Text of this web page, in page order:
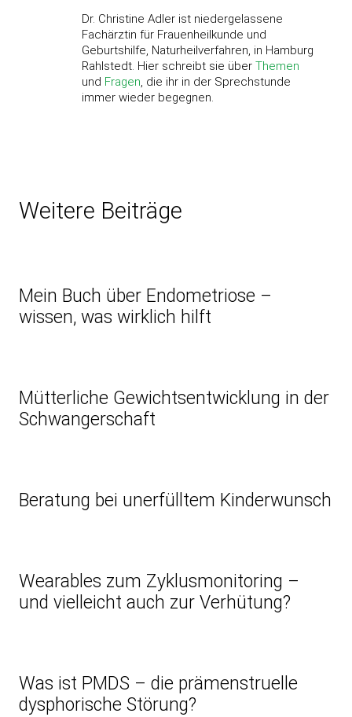
Dr. Christine Adler ist niedergelassene
Fachärztin für Frauenheilkunde und
Geburtshilfe, Naturheilverfahren, in Hamburg
Rahlstedt. Hier schreibt sie über Themen
und Fragen, die ihr in der Sprechstunde
immer wieder begegnen.
Weitere Beiträge
Mein Buch über Endometriose –
wissen, was wirklich hilft
Mütterliche Gewichtsentwicklung in der
Schwangerschaft
Beratung bei unerfülltem Kinderwunsch
Wearables zum Zyklusmonitoring –
und vielleicht auch zur Verhütung?
Was ist PMDS – die prämenstruelle
dysphorische Störung?